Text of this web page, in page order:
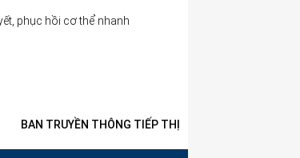
phục hồi cơ thể nhanh
BAN TRUYỀN THÔNG TIẾP THỊ